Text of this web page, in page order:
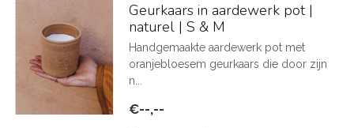
Geurkaars in aardewerk pot |
naturel | S & M
Handgemaakte aardewerk pot met
oranjebloesem geurkaars die door zijn
n...
€--,--